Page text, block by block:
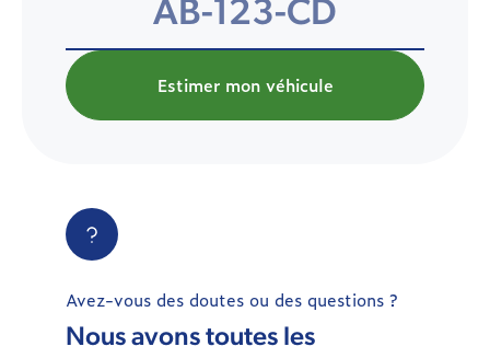
Estimer mon véhicule
Avez-vous des doutes ou des questions ?
Nous avons toutes les